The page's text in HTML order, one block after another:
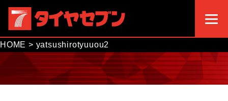
HOME > yatsushirotyuuou2